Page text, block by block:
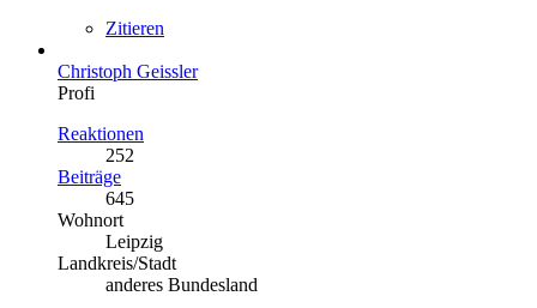
Zitieren
Christoph Geissler
Profi
Reaktionen
252
Beiträge
645
Wohnort
Leipzig
Landkreis/Stadt
anderes Bundesland